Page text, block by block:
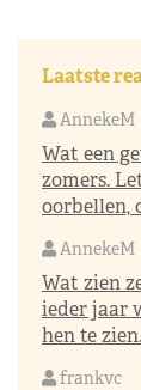
Laatste
AnnekeM
Wat een
zomers.
oorbellen,
AnnekeM
Wat zien
ieder jaar
hen te
frankvc